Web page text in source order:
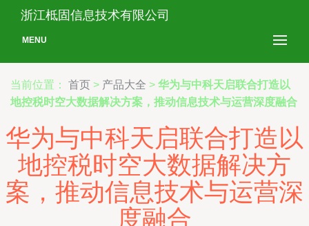
浙江柢固信息技术有限公司
MENU
当前位置： 首页 > 产品大全 > 华为与中科天启联合打造以
地控税时空大数据解决方案，推动信息技术与运营深度融合
华为与中科天启联合打造以
地控税时空大数据解决方
案，推动信息技术与运营深
度融合